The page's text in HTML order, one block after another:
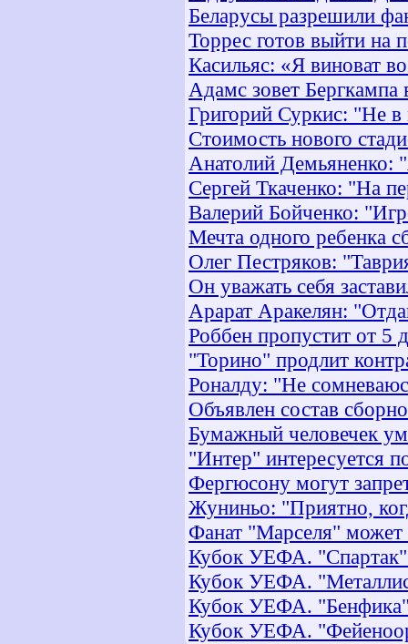
Беларусы разрешили
Торрес готов выйти на
Касильяс: «Я виноват
Адамс зовет
Григорий Суркис: "Не в
Стоимость нового
Анатолий Демьяненко:
Сергей Ткаченко: "На
Валерий Бойченко:
Мечта одного ребенка
Олег Пестряков:
Он уважать себя
Арарат Аракелян:
Роббен пропустит от 5
"Торино" продлит
Роналду: "Не
Объявлен состав
Бумажный человечек
"Интер" интересуется
Фергюсону могут
Жуниньо: "Приятно,
Фанат "Марселя" может
Кубок УЕФА.
Кубок УЕФА.
Кубок УЕФА. "Бенфика"
Кубок УЕФА.